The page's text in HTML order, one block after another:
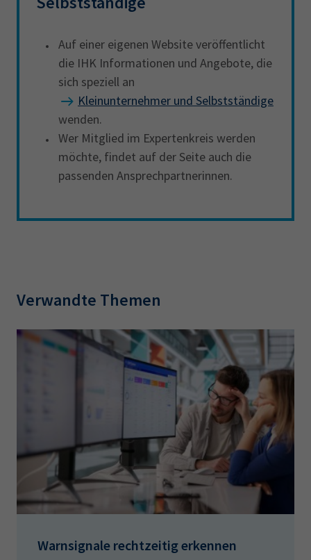
Auf einer eigenen Website veröffentlicht
die IHK Informationen und Angebote, die
sich speziell an
Kleinunternehmer und Selbstständige
wenden.
Wer Mitglied im Expertenkreis werden
möchte, findet auf der Seite auch die
passenden Ansprechpartnerinnen.
Verwandte Themen
Warnsignale rechtzeitig erkennen